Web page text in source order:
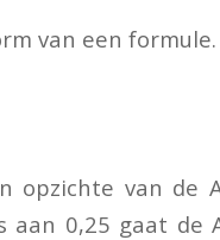
van een
opzichte van de
aan 0,25 gaat de